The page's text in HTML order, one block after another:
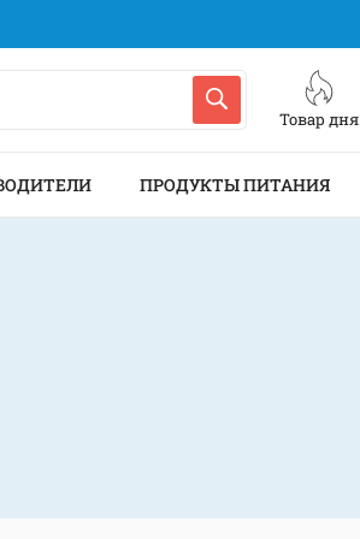
Товар дня
ПРОДУКТЫ ПИТАНИЯ